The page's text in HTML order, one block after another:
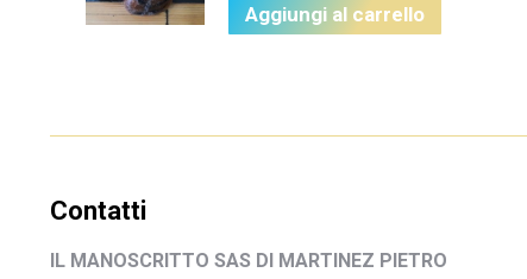
Aggiungi al carrello
Contatti
IL MANOSCRITTO SAS DI MARTINEZ PIETRO